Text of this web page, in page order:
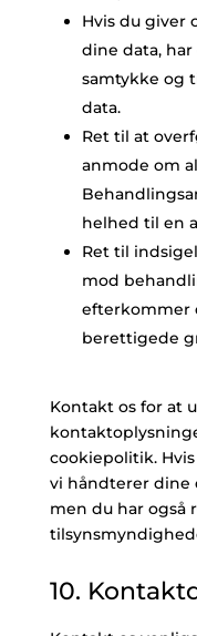
Hvis du giver
dine data,
samtykke og
data.
Ret til at
anmode om
helhed til en
Ret til
mod
efterkommer
berettigede
Kontakt os for at
cookiepolitik.
vi håndterer dine
men du har også
10.